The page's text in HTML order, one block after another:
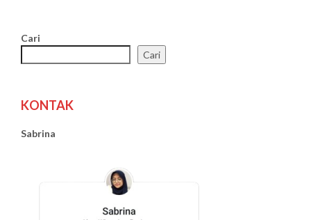
Cari
Cari
KONTAK
Sabrina